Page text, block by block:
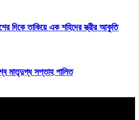
দিকে তাকিয়ে এক শহিদের স্ত্রীর আকুতি
মাতৃদুগ্ধ সপ্তাহ পালিত